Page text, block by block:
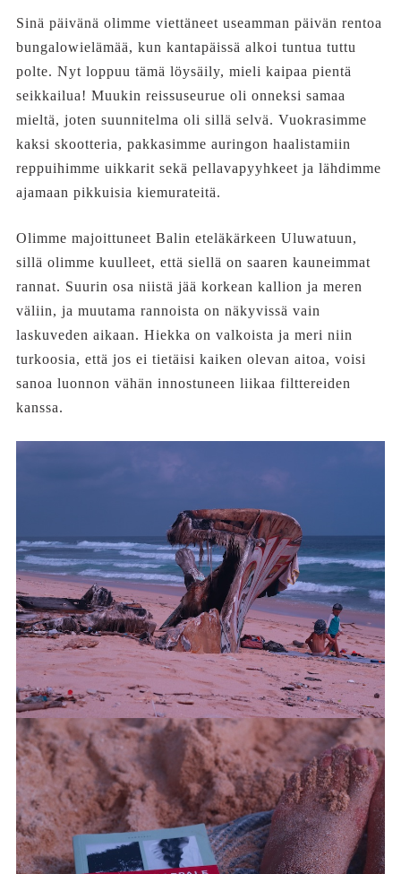
Sinä päivänä olimme viettäneet useamman päivän rentoa
bungalowielämää, kun kantapäissä alkoi tuntua tuttu
polte. Nyt loppuu tämä löysäily, mieli kaipaa pientä
seikkailua! Muukin reissuseurue oli onneksi samaa
mieltä, joten suunnitelma oli sillä selvä. Vuokrasimme
kaksi skootteria, pakkasimme auringon haalistamiin
reppuihimme uikkarit sekä pellavapyyhkeet ja lähdimme
ajamaan pikkuisia kiemurateitä.
Olimme majoittuneet Balin eteläkärkeen Uluwatuun,
sillä olimme kuulleet, että siellä on saaren kauneimmat
rannat. Suurin osa niistä jää korkean kallion ja meren
väliin, ja muutama rannoista on näkyvissä vain
laskuveden aikaan. Hiekka on valkoista ja meri niin
turkoosia, että jos ei tietäisi kaiken olevan aitoa, voisi
sanoa luonnon vähän innostuneen liikaa filttereiden
kanssa.